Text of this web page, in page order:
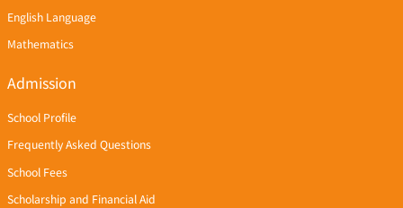
English Language
Mathematics
Admission
School Profile
Frequently Asked Questions
School Fees
Scholarship and Financial Aid